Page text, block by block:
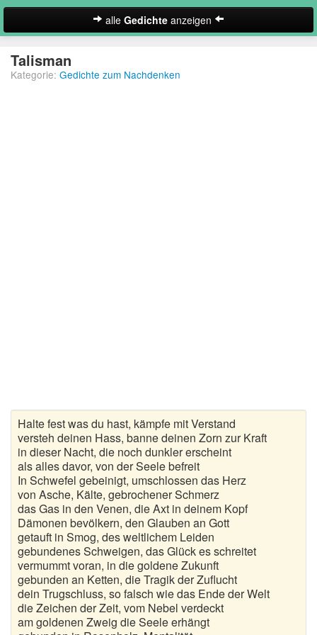
alle Gedichte anzeigen
Neues Gedicht eintragen
Hochzeitsgedichte
Kindergedichte
Kurze Gedichte
Liebesgedichte
Lustige Gedichte
Muttertagsgedichte
Neujahrsgedichte
Talisman
Kategorie: Gedichte zum Nachdenken
Halte fest was du hast, kämpfe mit Verstand
versteh deinen Hass, banne deinen Zorn zur Kraft
in dieser Nacht, die noch dunkler erscheint
als alles davor, von der Seele befreit
In Schwefel gebeinigt, umschlossen das Herz
von Asche, Kälte, gebrochener Schmerz
das Gas in den Venen, die Axt in deinem Kopf
Dämonen bevölkern, den Glauben an Gott
getauft in Smog, des weltlichem Leiden
gebundenes Schweigen, das Glück es schreitet
vermummt voran, in die goldene Zukunft
gebunden an Ketten, die Tragik der Zuflucht
dein Trugschluss, so falsch wie das Ende der Welt
die Zeichen der Zeit, vom Nebel verdeckt
am goldenen Zweig die Seele erhängt